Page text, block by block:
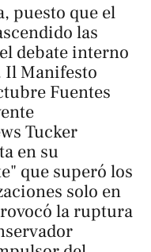
puesto que el
las
debate interno
Il Manifesto
Fuentes
Tucker
en su
que superó los
solo en
la ruptura